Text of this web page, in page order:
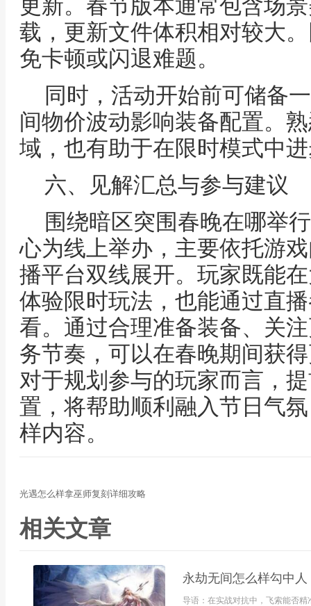
更新。春节版本通常包含场
载，更新文件体积相对较大
免卡顿或闪退难题。
同时，活动开始前可储备
间物价波动影响装备配置。
域，也有助于在限时模式中
六、见解汇总与参与建议
围绕暗区突围春晚在哪举
心为线上举办，主要依托游
播平台双线展开。玩家既能
体验限时玩法，也能通过直
看。通过合理准备装备、关
务节奏，可以在春晚期间获
对于规划参与的玩家而言，
置，将帮助顺利融入节日气
样内容。
光遇怎么样拿巫师复刻详细攻略
相关文章
永劫无间怎么样勾中人
导语：在实战对抗中，飞索能否